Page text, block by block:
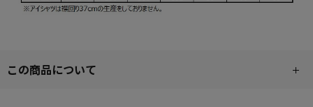
この商品について